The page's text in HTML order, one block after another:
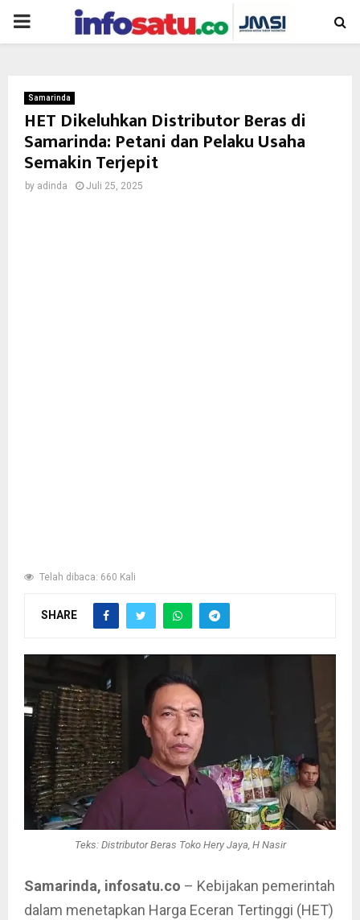
PRIMARY
Samarinda
HET Dikeluhkan Distributor Beras di
Samarinda: Petani dan Pelaku Usaha
Semakin Terjepit
by adinda Juli 25, 2025
Telah dibaca: 660 Kali
SHARE
Teks: Distributor Beras Toko Hery Jaya, H Nasir
Samarinda, infosatu.co – Kebijakan pemerintah
dalam menetapkan Harga Eceran Tertinggi (HET)